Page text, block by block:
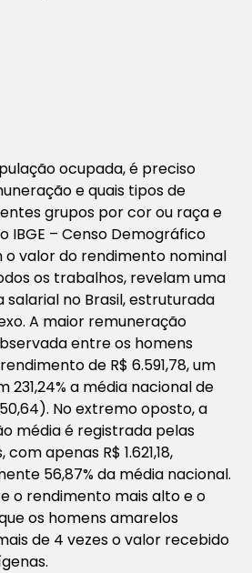
ocupada, é preciso
e quais tipos de
grupos por cor ou raça e
IBGE – Censo Demográfico
o valor do rendimento nominal
os trabalhos, revelam uma
salarial no Brasil, estruturada
A maior remuneração
entre os homens
de R$ 6.591,78, um
231,24% a média nacional de
No extremo oposto, a
média é registrada pelas
apenas R$ 1.621,18,
56,87% da média nacional.
o rendimento mais alto e o
os homens amarelos
de 4 vezes o valor recebido